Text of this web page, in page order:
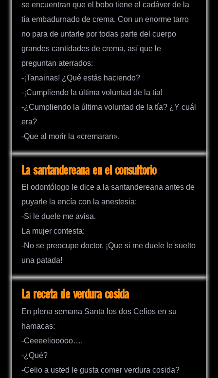
se encuentran que el bobo tiene el cadáver de la
tía embadurnado de crema. Con un enorme tarro
no para de untarle por todas parte del cuerpo
grandes cantidades de crema, así que le
preguntan aterrados:
-¡Tanainas! ¿Qué estás haciendo?
-¡Cumpliendo la última voluntad de la tía!
-¿Cumpliendo la última voluntad de la tía? ¿Y cuál
era?
-Que al morir la «cremaran».
La santandereana en el consultorio
El odontólogo le dice a la santandereana antes de
puyarle la encía con la anestesia:
-Si le duele me avisa.
La mujer contesta:
-No se preocupe doctor, ¡Que si me duele le suelto
una patada!
La receta de verdura cosida
En plena semana Santa los dos Celios en su
hamacas:
-Ceeeeliooooo….
-¿Qué?
-Celio a usted le gusta comer verdura cosida?